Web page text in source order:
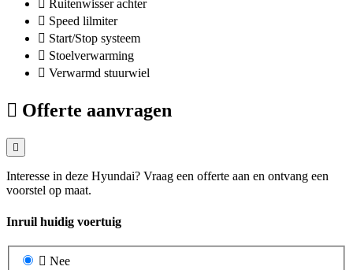
Ruitenwisser achter
Speed lilmiter
Start/Stop systeem
Stoelverwarming
Verwarmd stuurwiel
Offerte aanvragen
Interesse in deze Hyundai? Vraag een offerte aan en ontvang een
voorstel op maat.
Inruil huidig voertuig
Nee